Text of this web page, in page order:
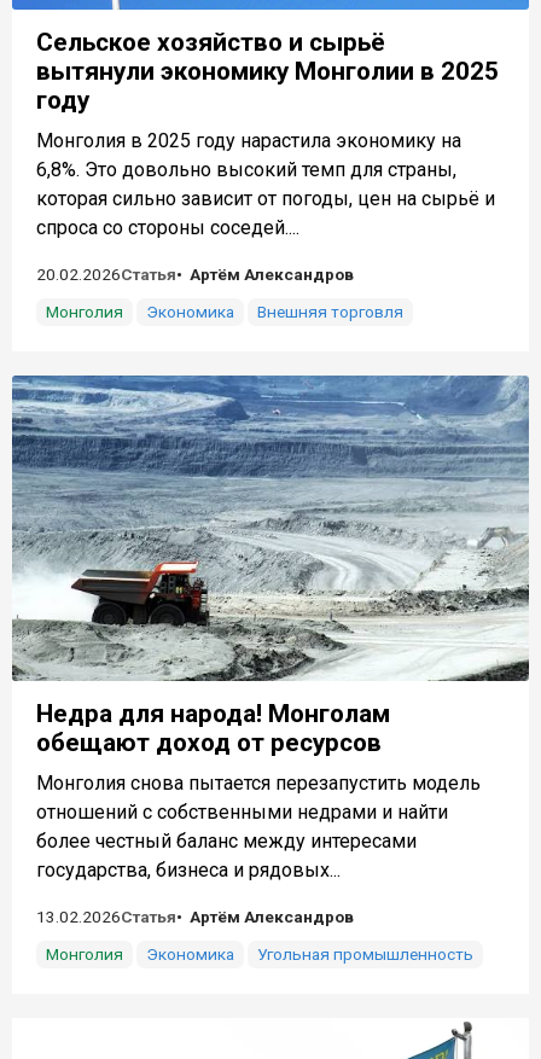
Сельское хозяйство и сырьё
вытянули экономику Монголии в 2025
году
Монголия в 2025 году нарастила экономику на
6,8%. Это довольно высокий темп для страны,
которая сильно зависит от погоды, цен на сырьё и
спроса со стороны соседей....
20.02.2026Статья
Артём Александров
Монголия
Экономика Внешняя торговля
Недра для народа! Монголам
обещают доход от ресурсов
Монголия снова пытается перезапустить модель
отношений с собственными недрами и найти
более честный баланс между интересами
государства, бизнеса и рядовых...
13.02.2026Статья
Артём Александров
Монголия
Экономика Угольная промышленность